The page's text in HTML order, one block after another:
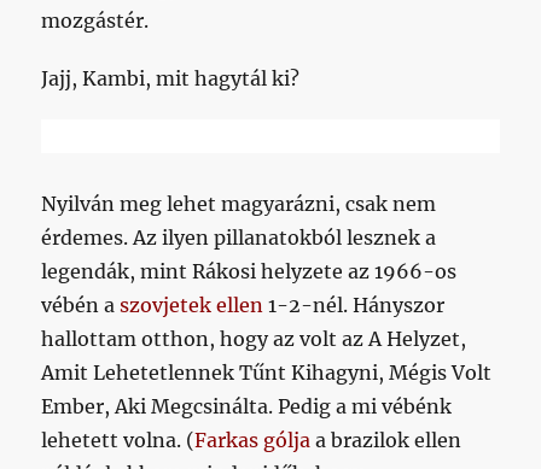
mozgástér.
Jajj, Kambi, mit hagytál ki?
Nyilván meg lehet magyarázni, csak nem
érdemes. Az ilyen pillanatokból lesznek a
legendák, mint Rákosi helyzete az 1966-os
vébén aszovjetek ellen 1-2-nél. Hányszor
hallottam otthon, hogy az volt az A Helyzet,
Amit Lehetetlennek Tűnt Kihagyni, Mégis Volt
Ember, Aki Megcsinálta. Pedig a mi vébénk
lehetett volna. (Farkas gólja a brazilok ellen